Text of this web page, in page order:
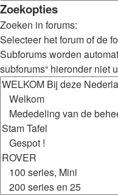
Zoekopties
Zoeken in forums:
Selecteer het forum of de
Subforums worden
subforums“ hieronder niet